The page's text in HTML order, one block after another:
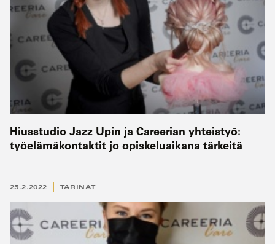
Hiusstudio Jazz Upin ja Careerian yhteistyö:
työelämäkontaktit jo opiskeluaikana tärkeitä
25.2.2022 TARINAT